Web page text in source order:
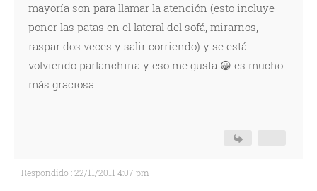
mayoría son para llamar la atención (esto incluye
poner las patas en el lateral del sofá, mirarnos,
raspar dos veces y salir corriendo) y se está
volviendo parlanchina y eso me gusta 😀 es mucho
más graciosa
Respondido : 22/11/2011 4:07 pm